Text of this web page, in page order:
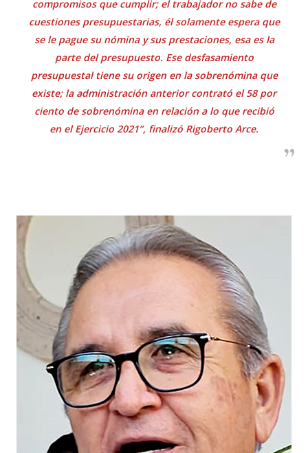
compromisos que cumplir; el trabajador no sabe de
cuestiones presupuestarias, él solamente espera que
se le pague su nómina y sus prestaciones, esa es la
parte del presupuesto. Ese desfasamiento
presupuestal tiene su origen en la sobrenómina que
existe; la administración anterior contrató el 58 por
ciento de sobrenómina en relación a lo que recibió
en el Ejercicio 2021”, finalizó Rigoberto Arce.